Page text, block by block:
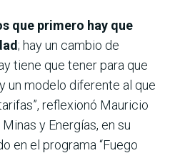
que primero hay que
; hay un cambio de
tiene que tener para que
un modelo diferente al que
reflexionó Mauricio
y Energías, en su
en el programa “Fuego